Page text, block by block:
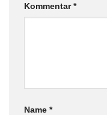
Kommentar*
Name *